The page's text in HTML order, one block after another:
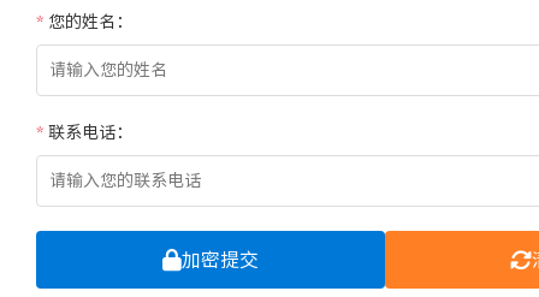
* 您的姓名：
* 联系电话：
加密提交